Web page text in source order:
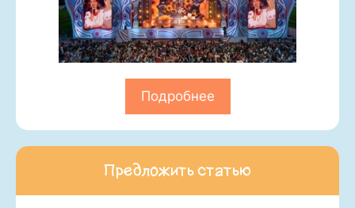
Подробнее
Предложить статью